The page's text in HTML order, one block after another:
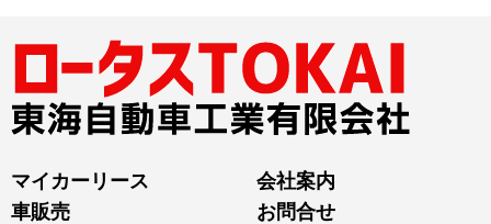
マイカーリース
車販売
会社案内
お問合せ